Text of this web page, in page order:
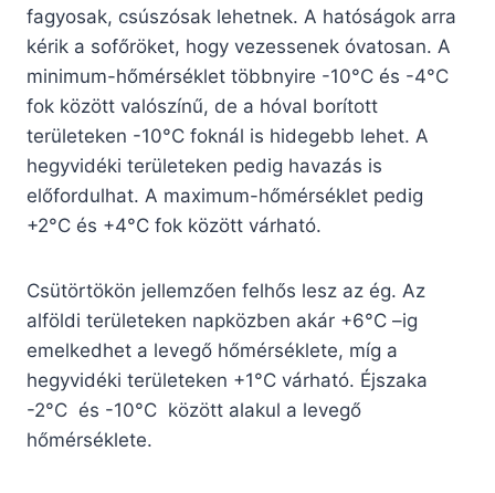
fagyosak, csúszósak lehetnek. A hatóságok arra
kérik a sofőröket, hogy vezessenek óvatosan. A
minimum-hőmérséklet többnyire -10°C és -4°C
fok között valószínű, de a hóval borított
területeken -10°C foknál is hidegebb lehet. A
hegyvidéki területeken pedig havazás is
előfordulhat. A maximum-hőmérséklet pedig
+2°C és +4°C fok között várható.
Csütörtökön jellemzően felhős lesz az ég. Az
alföldi területeken napközben akár +6°C –ig
emelkedhet a levegő hőmérséklete, míg a
hegyvidéki területeken +1°C várható. Éjszaka
-2°C és -10°C között alakul a levegő
hőmérséklete.